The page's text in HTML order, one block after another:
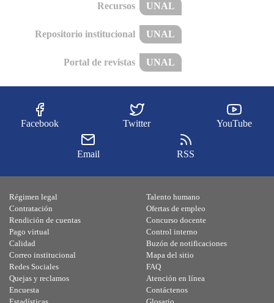
Recursos UNAL
Repositorio institucional UNAL
Portal de revistas UNAL
Facebook Twitter YouTube
Email RSS
Régimen legal
Contratación
Rendición de cuentas
Pago virtual
Calidad
Talento humano
Ofertas de empleo
Concurso docente
Control interno
Buzón de notificaciones
Correo institucional
Redes Sociales
Quejas y reclamos
Encuesta
Mapa del sitio
FAQ
Atención en línea
Contáctenos